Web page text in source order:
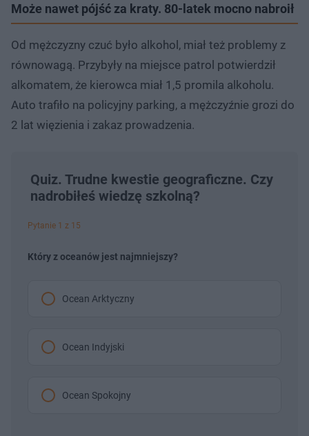
Może nawet pójść za kraty. 80-latek mocno nabroił
Od mężczyzny czuć było alkohol, miał też problemy z
równowagą. Przybyły na miejsce patrol potwierdził
alkomatem, że kierowca miał 1,5 promila alkoholu.
Auto trafiło na policyjny parking, a mężczyźnie grozi do
2 lat więzienia i zakaz prowadzenia.
Quiz. Trudne kwestie geograficzne. Czy
nadrobiłeś wiedzę szkolną?
Pytanie 1 z 15
Który z oceanów jest najmniejszy?
Ocean Arktyczny
Ocean Indyjski
Ocean Spokojny